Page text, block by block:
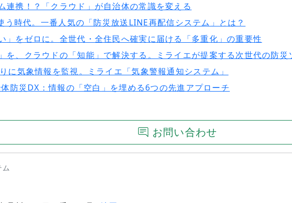
連携！？「クラウド」が自治体の常識を変える
う時代。一番人気の「防災放送LINE再配信システム」とは？
」をゼロに。全世代・全住民へ確実に届ける「多重化」の重要性
を、クラウドの「知能」で解決する。ミライエが提案する次世代の防災
に気象情報を監視。ミライエ「気象警報通知システム」
防災DX：情報の「空白」を埋める6つの先進アプローチ
お問い合わせ